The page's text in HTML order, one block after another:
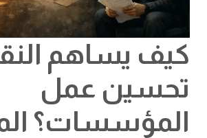
كيف يساهم
تحسين عمل
المؤسسات؟